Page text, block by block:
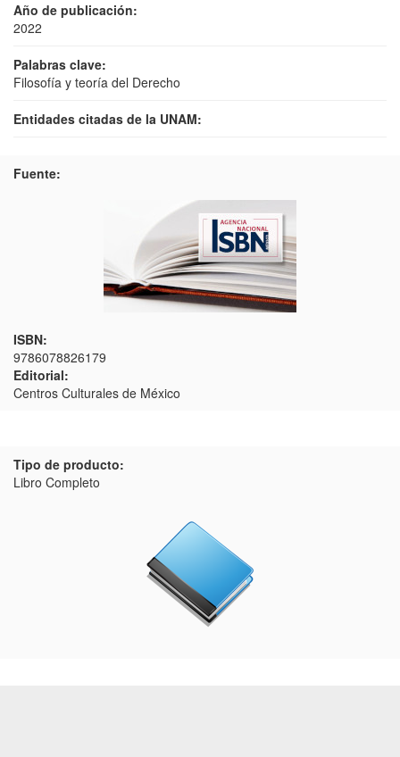
Año de publicación:
2022
Palabras clave:
Filosofía y teoría del Derecho
Entidades citadas de la UNAM:
Fuente:
ISBN:
9786078826179
Editorial:
Centros Culturales de México
Tipo de producto:
Libro Completo